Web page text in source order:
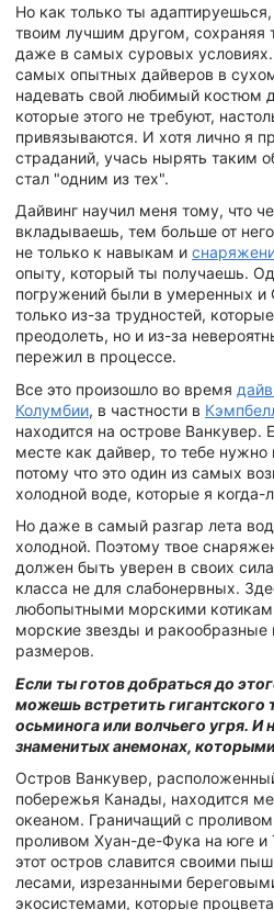
Но как только ты
твоим лучшим другом, сохраняя
даже в самых суровых
самых опытных дайверов в
надевать свой любимый костюм
которые этого не требуют,
привязываются. И хотя лично я
страданий, учась нырять таким
стал "одним из тех".
Дайвинг научил меня тому, что
вкладываешь, тем больше от
не только к навыкам и
опыту, который ты получаешь.
погружений были в умеренных и
только из-за трудностей,
преодолеть, но и из-за
пережил в процессе.
Все это произошло во время
Колумбии, в частности в
находится на острове
месте как дайвер, то тебе нужно
потому что это один из самых
холодной воде, которые я когда-
Но даже в самый разгар лета
холодной. Поэтому твое
должен быть уверен в своих
класса не для слабонервных.
любопытными морскими
морские звезды и
размеров.
Если ты готов добраться до
можешь встретитьгигантского
осьминога или волчьего угря. И
знаменитых анемонах,
Остров Ванкувер,
побережья Канады, находится
океаном. Граничащий с
проливом Хуан-де-Фука на юге и
этот остров славится своими
лесами, изрезанными
экосистемами, которые